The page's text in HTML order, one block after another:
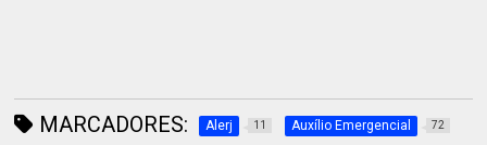
MARCADORES: Alerj 11 Auxílio Emergencial 72